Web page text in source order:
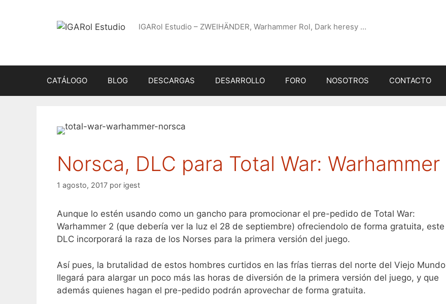
IGARol Estudio – ZWEIHÄNDER, Warhammer Rol, Dark heresy …
CATÁLOGO BLOG DESCARGAS DESARROLLO FORO NOSOTROS CONTACTO
Norsca, DLC para Total War: Warhammer
1 agosto, 2017 por igest
Aunque lo estén usando como un gancho para promocionar el pre-pedido de Total War:
Warhammer 2 (que debería ver la luz el 28 de septiembre) ofreciendolo de forma gratuita, este
DLC incorporará la raza de los Norses para la primera versión del juego.
Así pues, la brutalidad de estos hombres curtidos en las frías tierras del norte del Viejo Mundo
llegará para alargar un poco más las horas de diversión de la primera versión del juego, y que
además quienes hagan el pre-pedido podrán aprovechar de forma gratuita.